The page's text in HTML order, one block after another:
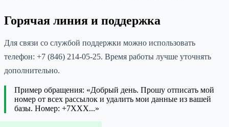
Горячая линия и поддержка
Для связи со службой поддержки можно использовать
телефон: +7 (846) 214-05-25. Время работы лучше уточнять
дополнительно.
Пример обращения: «Добрый день. Прошу отписать мой
номер от всех рассылок и удалить мои данные из вашей
базы. Номер: +7XXX...»